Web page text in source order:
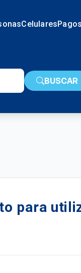
Celulares
BUSCAR
para